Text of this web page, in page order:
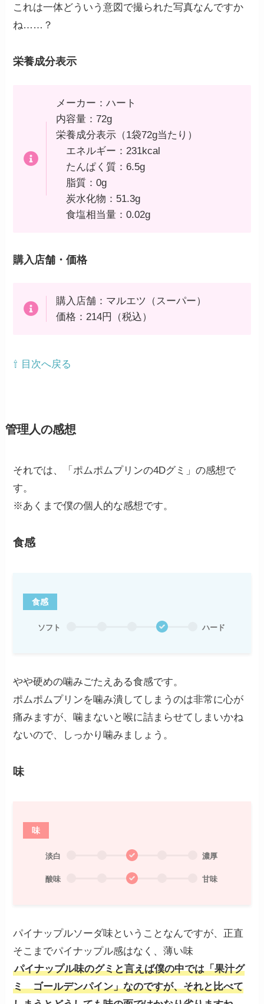
これは一体どういう意図で撮られた写真なんですか
ね……？
栄養成分表示
メーカー：ハート
内容量：72g
栄養成分表示（1袋72g当たり）
エネルギー：231kcal
たんぱく質：6.5g
脂質：0g
炭水化物：51.3g
食塩相当量：0.02g
購入店舗・価格
購入店舗：マルエツ（スーパー）
価格：214円（税込）
⇧ 目次へ戻る
管理人の感想
それでは、「ポムポムプリンの4Dグミ」の感想で
す。
※あくまで僕の個人的な感想です。
食感
食感
ソフト ハード
やや硬めの噛みごたえある食感です。
ポムポムプリンを噛み潰してしまうのは非常に心が
痛みますが、噛まないと喉に詰まらせてしまいかね
ないので、しっかり噛みましょう。
味
味
淡白 濃厚
酸味 甘味
パイナップルソーダ味ということなんですが、正直
そこまでパイナップル感はなく、薄い味
パイナップル味のグミと言えば僕の中では「果汁グ
ミ ゴールデンパイン」なのですが、それと比べて